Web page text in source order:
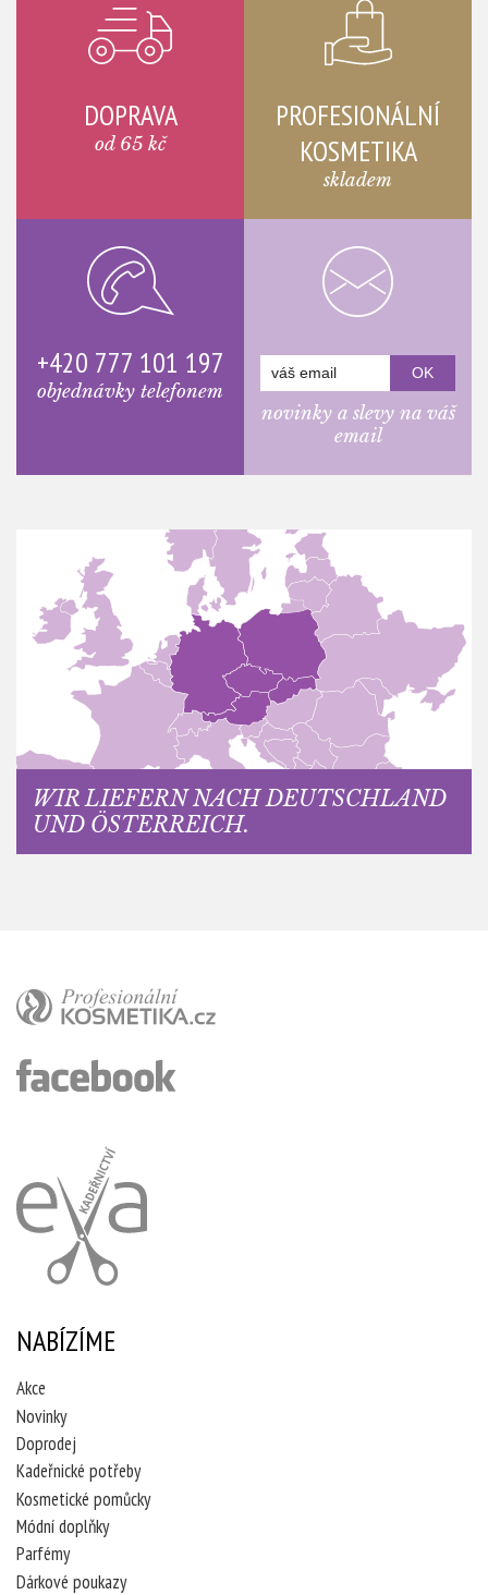
DOPRAVA
od 65 kč
PROFESIONÁLNÍ
KOSMETIKA
skladem
+420 777 101 197
objednávky telefonem
novinky a slevy na váš
email
WIR LIEFERN NACH DEUTSCHLAND
UND ÖSTERREICH.
NABÍZÍME
Akce
Novinky
Doprodej
Kadeřnické potřeby
Kosmetické pomůcky
Módní doplňky
Parfémy
Dárkové poukazy